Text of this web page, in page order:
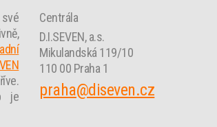
je
Centrála
D.I.SEVEN, a.s.
Mikulandská 119/10
110 00 Praha 1
praha@diseven.cz